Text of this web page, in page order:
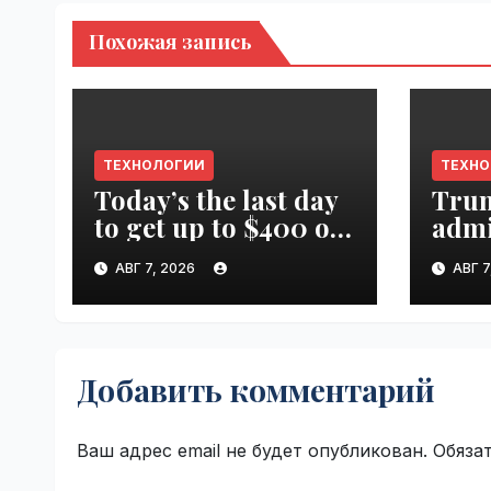
Похожая запись
ТЕХНОЛОГИИ
Today’s the last day
to get up to $400 off
your TechCrunch
Disrupt 2026 ticket |
VseTime.ru
АВГ 7, 2026 АВГ
Добавить комментарий
Ваш адрес email не будет опубликован.